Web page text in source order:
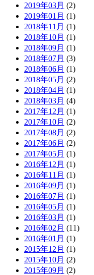
2019年03月 (2)
2019年01月 (1)
2018年11月 (1)
2018年10月 (1)
2018年09月 (1)
2018年07月 (3)
2018年06月 (1)
2018年05月 (2)
2018年04月 (1)
2018年03月 (4)
2017年12月 (1)
2017年10月 (2)
2017年08月 (2)
2017年06月 (2)
2017年05月 (1)
2016年12月 (1)
2016年11月 (1)
2016年09月 (1)
2016年07月 (1)
2016年05月 (1)
2016年03月 (1)
2016年02月 (11)
2016年01月 (1)
2015年12月 (1)
2015年10月 (2)
2015年09月 (2)